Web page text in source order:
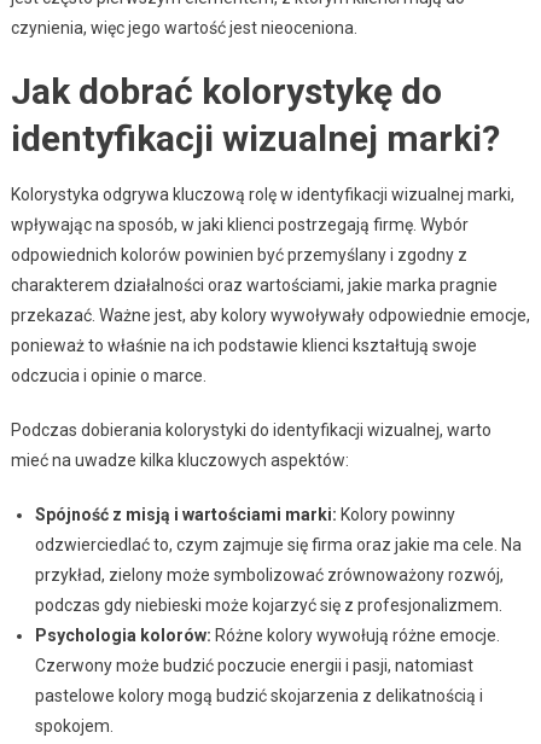
czynienia, więc jego wartość jest nieoceniona.
Jak dobrać kolorystykę do
identyfikacji wizualnej marki?
Kolorystyka odgrywa kluczową rolę w identyfikacji wizualnej marki,
wpływając na sposób, w jaki klienci postrzegają firmę. Wybór
odpowiednich kolorów powinien być przemyślany i zgodny z
charakterem działalności oraz wartościami, jakie marka pragnie
przekazać. Ważne jest, aby kolory wywoływały odpowiednie emocje,
ponieważ to właśnie na ich podstawie klienci kształtują swoje
odczucia i opinie o marce.
Podczas dobierania kolorystyki do identyfikacji wizualnej, warto
mieć na uwadze kilka kluczowych aspektów:
Spójność z misją i wartościami marki: Kolory powinny
odzwierciedlać to, czym zajmuje się firma oraz jakie ma cele. Na
przykład, zielony może symbolizować zrównoważony rozwój,
podczas gdy niebieski może kojarzyć się z profesjonalizmem.
Psychologia kolorów: Różne kolory wywołują różne emocje.
Czerwony może budzić poczucie energii i pasji, natomiast
pastelowe kolory mogą budzić skojarzenia z delikatnością i
spokojem.